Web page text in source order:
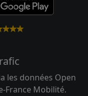
les données Open
France Mobilité.